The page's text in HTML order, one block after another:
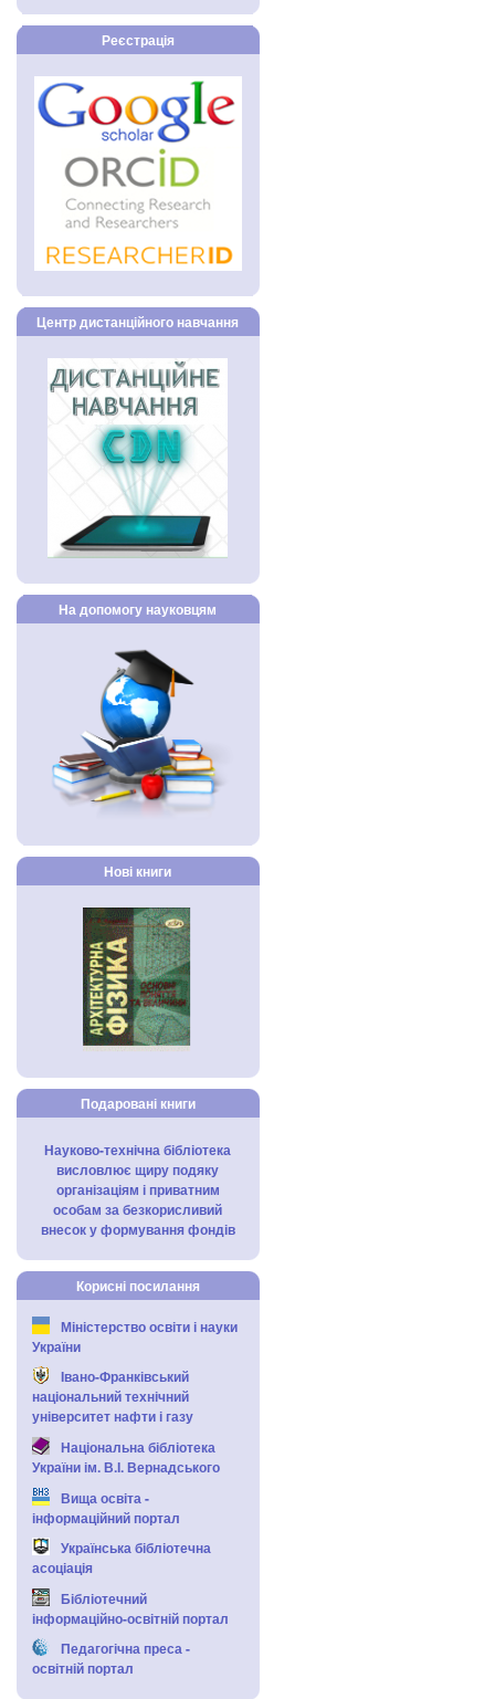
Реєстрація
Центр дистанційного навчання
На допомогу науковцям
Нові книги
Подаровані книги
Науково-технічна бібліотека
висловлює щиру подяку
організаціям і приватним
особам за безкорисливий
внесок у формування фондів
Корисні посилання
Міністерство освіти і науки
України
Івано-Франківський
національний технічний
університет нафти і газу
Національна бібліотека
України ім. В.І. Вернадського
Вища освіта -
інформаційний портал
Українська бібліотечна
асоціація
Бібліотечний
інформаційно-освітній портал
Педагогічна преса -
освітній портал